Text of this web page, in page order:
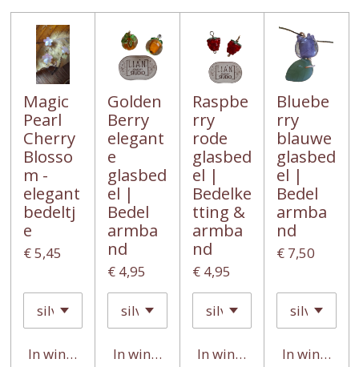
Magic
Pearl
Cherry
Blosso
m -
elegant
bedeltj
e
€ 5,45
In winkelwagen
Golden
Berry
elegant
e
glasbed
el |
Bedel
armba
nd
€ 4,95
In winkelwagen
Raspbe
rry
rode
glasbed
el |
Bedelke
tting &
armba
nd
€ 4,95
In winkelwagen
Bluebe
rry
blauwe
glasbed
el |
Bedel
armba
nd
€ 7,50
In